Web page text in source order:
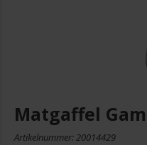
Matgaffel
Artikelnummer: 20014429